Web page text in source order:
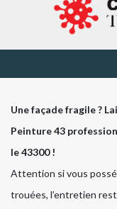
Une façade fragile ?
Peinture 43
le 43300 !
Attention si vous
trouées, l’entretien